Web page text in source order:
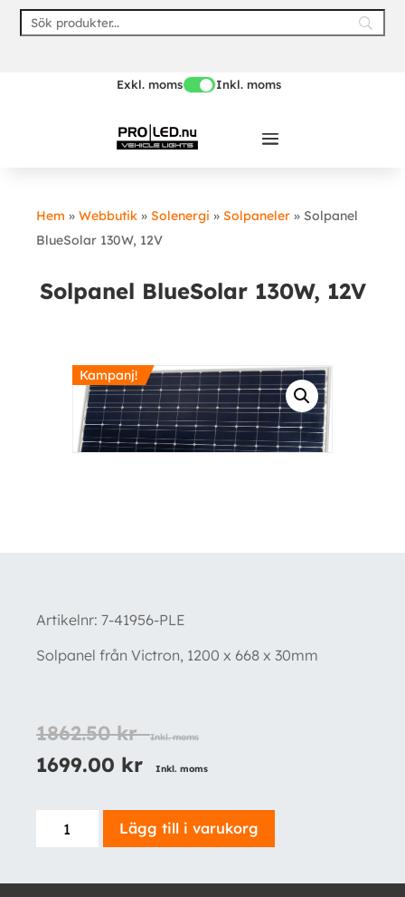
Skip
Exkl. moms Inkl. moms
Hem » Webbutik » Solenergi » Solpaneler » Solpanel
BlueSolar 130W, 12V
Solpanel BlueSolar 130W, 12V
Kampanj!
Artikelnr: 7-41956-PLE
Solpanel från Victron, 1200 x 668 x 30mm
1862.50kr Inkl. moms
1699.00 kr Inkl. moms
Solpanel
Lägg till i varukorg